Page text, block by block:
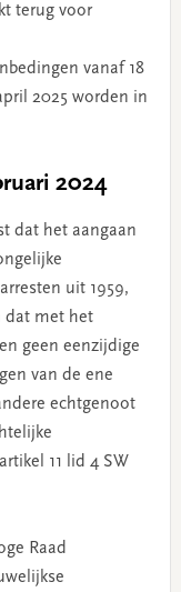
terug voor
vanaf 18
2025 worden in
2024
dat het aangaan
uit 1959,
dat met het
geen eenzijdige
van de ene
echtgenoot
11 lid 4 SW
Raad